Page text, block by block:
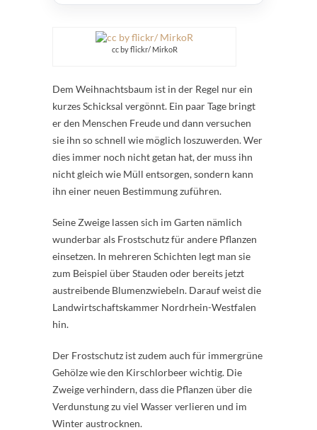
cc by flickr/ MirkoR
Dem Weihnachtsbaum ist in der Regel nur ein
kurzes Schicksal vergönnt. Ein paar Tage bringt
er den Menschen Freude und dann versuchen
sie ihn so schnell wie möglich loszuwerden. Wer
dies immer noch nicht getan hat, der muss ihn
nicht gleich wie Müll entsorgen, sondern kann
ihn einer neuen Bestimmung zuführen.
Seine Zweige lassen sich im Garten nämlich
wunderbar als Frostschutz für andere Pflanzen
einsetzen. In mehreren Schichten legt man sie
zum Beispiel über Stauden oder bereits jetzt
austreibende Blumenzwiebeln. Darauf weist die
Landwirtschaftskammer Nordrhein-Westfalen
hin.
Der Frostschutz ist zudem auch für immergrüne
Gehölze wie den Kirschlorbeer wichtig. Die
Zweige verhindern, dass die Pflanzen über die
Verdunstung zu viel Wasser verlieren und im
Winter austrocknen.